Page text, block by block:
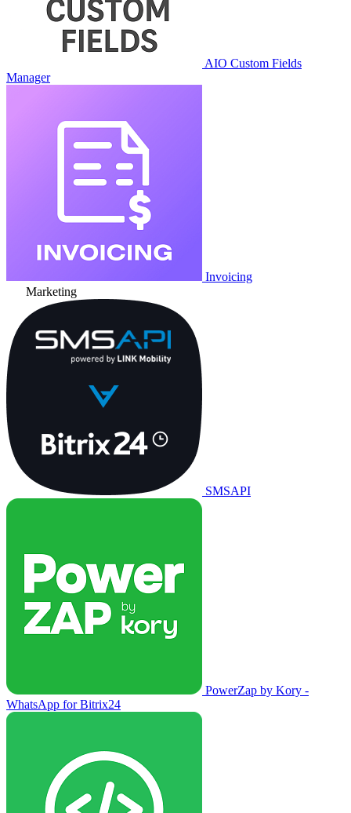
AIO Custom Fields
Manager
Invoicing
Marketing
SMSAPI
PowerZap by Kory -
WhatsApp for Bitrix24